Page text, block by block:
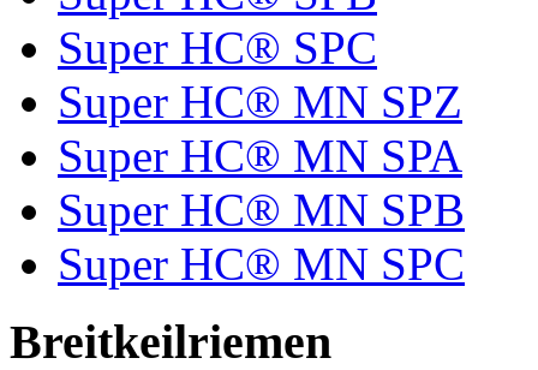
Super HC® SPC
Super HC® MN SPZ
Super HC® MN SPA
Super HC® MN SPB
Super HC® MN SPC
Breitkeilriemen